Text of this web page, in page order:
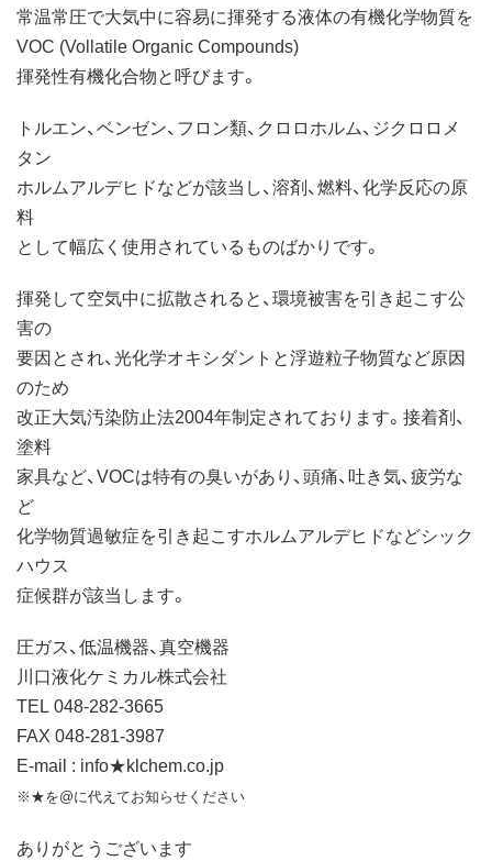
常温常圧で大気中に容易に揮発する液体の有機化学物質を
VOC (Vollatile Organic Compounds)
揮発性有機化合物と呼びます。
トルエン、ベンゼン、フロン類、クロロホルム、ジクロロメ
タン
ホルムアルデヒドなどが該当し、溶剤、燃料、化学反応の原
料
として幅広く使用されているものばかりです。
揮発して空気中に拡散されると、環境被害を引き起こす公
害の
要因とされ、光化学オキシダントと浮遊粒子物質など原因
のため
改正大気汚染防止法2004年制定されております。接着剤、
塗料
家具など、VOCは特有の臭いがあり、頭痛、吐き気、疲労な
ど
化学物質過敏症を引き起こすホルムアルデヒドなどシック
ハウス
症候群が該当します。
圧ガス、低温機器、真空機器
川口液化ケミカル株式会社
TEL 048-282-3665
FAX 048-281-3987
E-mail : info★klchem.co.jp
※★を@に代えてお知らせください
ありがとうございます